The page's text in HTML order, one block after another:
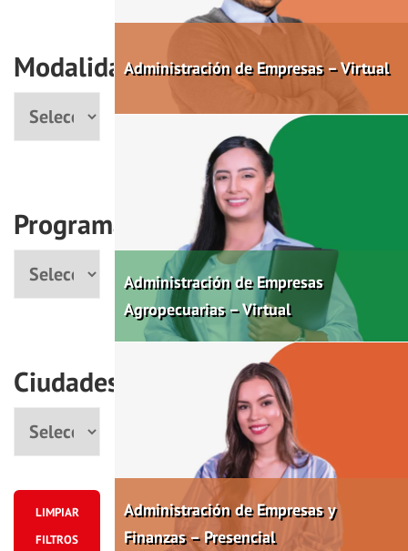
Modalidad
Programas
Ciudades
LIMPIAR
FILTROS
Administración de Empresas – Virtual
Administración de Empresas
Agropecuarias – Virtual
Administración de Empresas y
Finanzas – Presencial